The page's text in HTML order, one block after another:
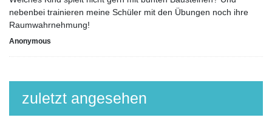
nebenbei trainieren meine Schüler mit den Übungen noch ihre
Raumwahrnehmung!
Anonymous
zuletzt angesehen